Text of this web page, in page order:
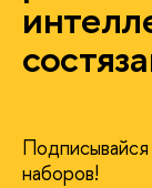
наборов!